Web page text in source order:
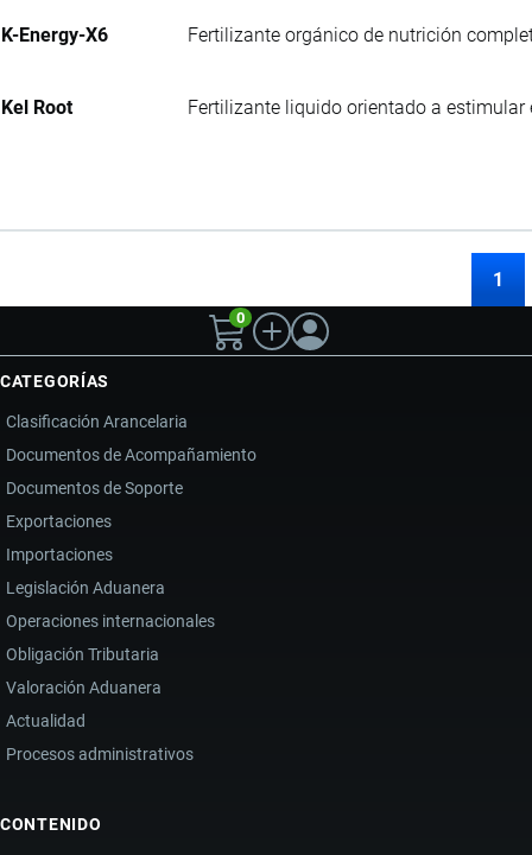
K-Energy-X6 Fertilizante orgánico de nutrición
Kel Root Fertilizante liquido orientado a
1
0
CATEGORÍAS
Clasificación Arancelaria
Documentos de Acompañamiento
Documentos de Soporte
Exportaciones
Importaciones
Legislación Aduanera
Operaciones internacionales
Obligación Tributaria
Valoración Aduanera
Actualidad
Procesos administrativos
CONTENIDO